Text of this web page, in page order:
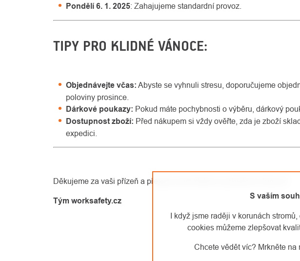
S vaším
I když jsme raději v korunách
cookies můžeme zlepšovat
Chcete vědět víc? Mrkněte
Pondělí 6. 1. 2025: Zahajujeme standardní provoz.
TIPY PRO KLIDNÉ VÁNOCE:
Objednávejte včas: Abyste se vyhnuli stresu, doporučujeme
poloviny prosince.
Dárkové poukazy: Pokud máte pochybnosti o výběru, dárkový
Dostupnost zboží: Před nákupem si vždy ověřte, zda je zboží
expedici.
Děkujeme za vaši přízeň a přejeme vám klidné a pohodové Vánoce!
Tým worksafety.cz